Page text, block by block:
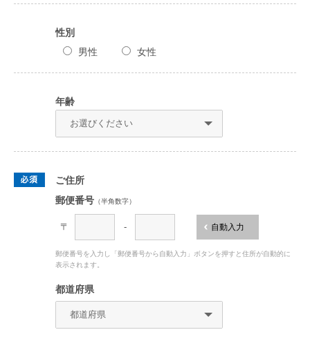
性別
男性
女性
年齢
ご住所
郵便番号 （半角数字）
〒 - 自動入力
郵便番号を入力し「郵便番号から自動入力」ボタンを押すと住所が自動的に
表示されます。
都道府県